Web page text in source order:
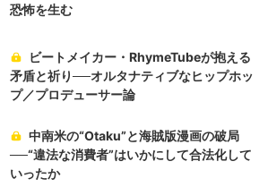
恐怖を生む
ビートメイカー・RhymeTubeが抱える
矛盾と祈り──オルタナティブなヒップホッ
プ／プロデューサー論
中南米の“Otaku”と海賊版漫画の破局
──“違法な消費者”はいかにして合法化して
いったか